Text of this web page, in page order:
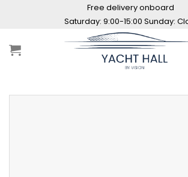
Maintenance hours: 10:00 -
Free delivery onboard